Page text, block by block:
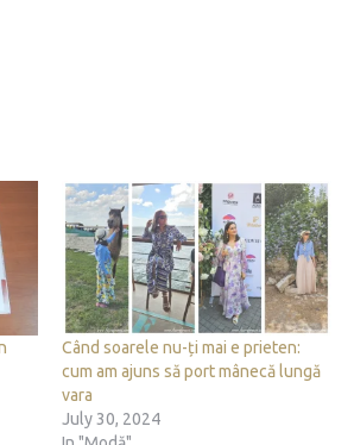
Când soarele nu-ți mai e prieten:
cum am ajuns să port mânecă lungă
vara
July 30, 2024